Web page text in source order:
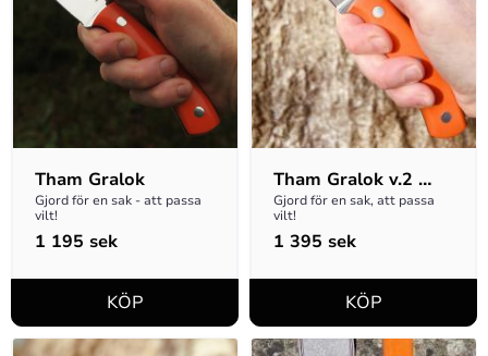
Tham Gralok
Gjord för en sak - att passa
vilt!
1 195 sek
Tham Gralok v.2
Orange
Gjord för en sak, att passa
vilt!
1 395 sek